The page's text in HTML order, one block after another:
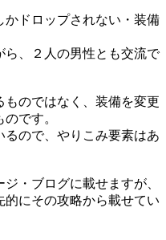
かドロップされない・装備
ら、２人の男性とも交流で
のではなく、装備を変更
です。
るので、やりこみ要素はあ
・ブログに載せますが、
にその攻略から載せてい